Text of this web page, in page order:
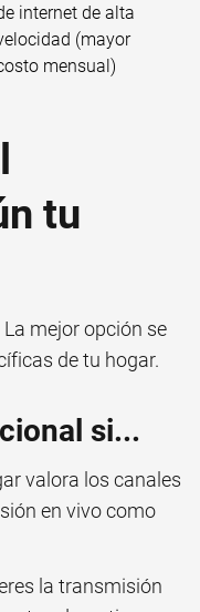
internet de alta
(mayor
mensual)
tu
mejor opción se
de tu hogar.
si...
valora los canales
en vivo como
la transmisión